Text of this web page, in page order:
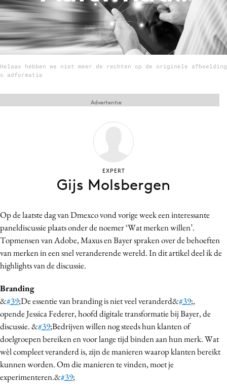
Home
9 sept: GenAI-training
12 nov: MarketingLive!
Adverteren
Events
Carriere
Contentmarketing
Craft
Customer Experience
Design
Digital transformation
Diversiteit
Effectiviteit
Gedragsverandering
Influencer marketing
Interne communicatie
Helaas hebben we niet meer de rechten op de originele afbeelding
© adformatie
Op de laatste dag van Dmexco vond vorige week een interessante
paneldiscussie plaats onder de noemer ‘Wat merken willen’.
Topmensen van Adobe, Maxus en Bayer spraken over de behoeften
van merken in een snel veranderende wereld. In dit artikel deel ik de
highlights van de discussie.
Branding
&#39;De essentie van branding is niet veel veranderd&#39;,
opende Jessica Federer, hoofd digitale transformatie bij Bayer, de
discussie. &#39;Bedrijven willen nog steeds hun klanten of
doelgroepen bereiken en voor lange tijd binden aan hun merk. Wat
wèl compleet veranderd is, zijn de manieren waarop klanten bereikt
kunnen worden. Om die manieren te vinden, moet je
experimenteren.&#39;
Advertentie
EXPERT
Gijs Molsbergen